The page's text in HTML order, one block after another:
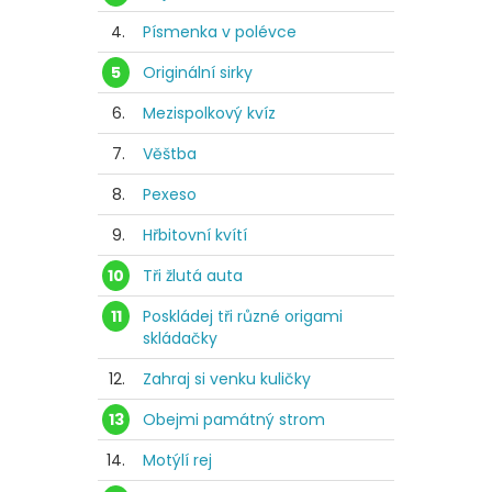
4.
Písmenka v polévce
5
Originální sirky
6.
Mezispolkový kvíz
7.
Věštba
8.
Pexeso
9.
Hřbitovní kvítí
10
Tři žlutá auta
11
Poskládej tři různé origami
skládačky
12.
Zahraj si venku kuličky
13
Obejmi památný strom
14.
Motýlí rej